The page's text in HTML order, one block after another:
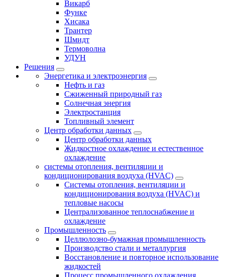
Викарб
Функе
Хисака
Трантер
Шмидт
Термоволна
УДУН
Решения
Энергетика и электроэнергия
Нефть и газ
Сжиженный природный газ
Солнечная энергия
Электростанция
Топливный элемент
Центр обработки данных
Центр обработки данных
Жидкостное охлаждение и естественное
охлаждение
системы отопления, вентиляции и
кондиционирования воздуха (HVAC)
Системы отопления, вентиляции и
кондиционирования воздуха (HVAC) и
тепловые насосы
Централизованное теплоснабжение и
охлаждение
Промышленность
Целлюлозно-бумажная промышленность
Производство стали и металлургия
Восстановление и повторное использование
жидкостей